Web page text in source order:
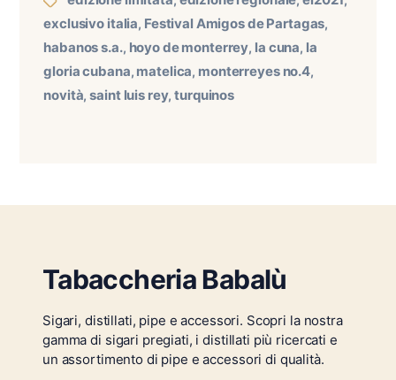
exclusivo italia, Festival Amigos de Partagas,
habanos s.a., hoyo de monterrey, la cuna, la
gloria cubana, matelica, monterreyes no.4,
novità,saint luis rey,turquinos
Tabaccheria Babalù
Sigari, distillati, pipe e accessori. Scopri la nostra
gamma di sigari pregiati, i distillati più ricercati e
un assortimento di pipe e accessori di qualità.